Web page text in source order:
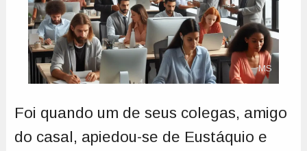
MS
Foi quando um de seus colegas, amigo
do casal, apiedou-se de Eustáquio e